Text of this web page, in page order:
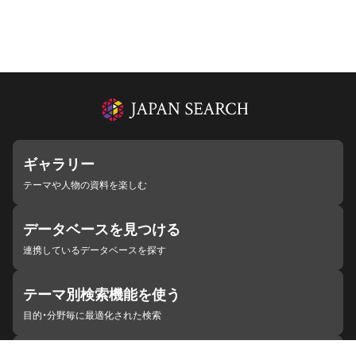
ギャラリー
テーマや人物の資料を楽しむ
データベースを見つける
連携しているデータベースを探す
テーマ別検索機能を使う
目的・分野毎に最適化された検索